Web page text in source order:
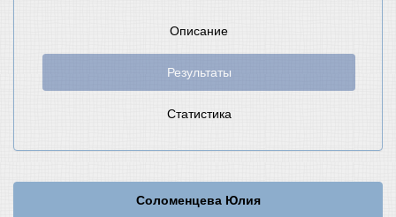
Описание
Результаты
Статистика
Соломенцева Юлия